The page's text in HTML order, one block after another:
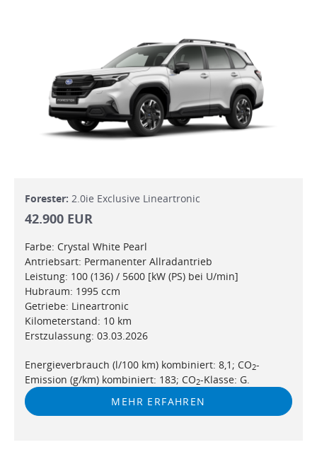
Forester: 2.0ie Exclusive Lineartronic
42.900 EUR
Farbe: Crystal White Pearl
Antriebsart: Permanenter Allradantrieb
Leistung: 100 (136) / 5600 [kW (PS) bei U/min]
Hubraum: 1995 ccm
Getriebe: Lineartronic
Kilometerstand: 10 km
Erstzulassung: 03.03.2026
Energieverbrauch (l/100 km) kombiniert: 8,1; CO2-
Emission (g/km) kombiniert: 183; CO2-Klasse: G.
MEHR ERFAHREN